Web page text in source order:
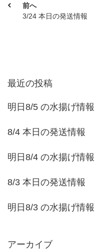
前へ
3/24 本日の発送情報
最近の投稿
明日8/5 の水揚げ情報
8/4 本日の発送情報
明日8/4 の水揚げ情報
8/3 本日の発送情報
明日8/3 の水揚げ情報
アーカイブ